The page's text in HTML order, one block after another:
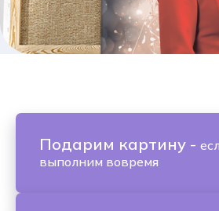
Подарим картину -
выполним вовремя